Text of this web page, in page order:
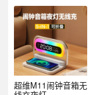
超维M11闹钟音箱无